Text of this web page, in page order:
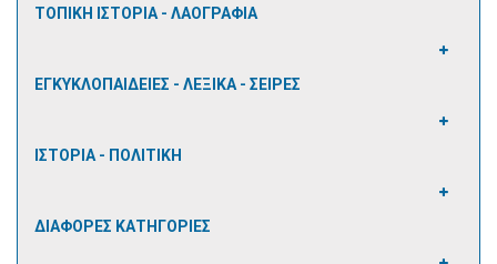
ΤΟΠΙΚΗ ΙΣΤΟΡΙΑ - ΛΑΟΓΡΑΦΙΑ
ΕΓΚΥΚΛΟΠΑΙΔΕΙΕΣ - ΛΕΞΙΚΑ - ΣΕΙΡΕΣ
ΙΣΤΟΡΙΑ - ΠΟΛΙΤΙΚΗ
ΔΙΑΦΟΡΕΣ ΚΑΤΗΓΟΡΙΕΣ